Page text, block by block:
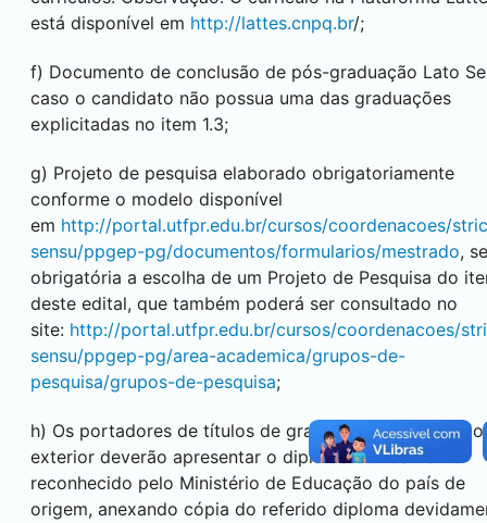
está disponível em http://lattes.cnpq.br/;
f) Documento de conclusão de pós-graduação Lato
caso o candidato não possua uma das graduações
explicitadas no item 1.3;
g) Projeto de pesquisa elaborado obrigatoriamente
conforme o modelo disponível
em http://portal.utfpr.edu.br/cursos/coordenacoes/
sensu/ppgep-pg/documentos/formularios/mestrado,
obrigatória a escolha de um Projeto de Pesquisa do
deste edital, que também poderá ser consultado no
site: http://portal.utfpr.edu.br/cursos/coordenacoes/
sensu/ppgep-pg/area-academica/grupos-de-
pesquisa/grupos-de-pesquisa;
h) Os portadores de títulos de graduação plena
exterior deverão apresentar o diploma devidamente
reconhecido pelo Ministério de Educação do país de
origem, anexando cópia do referido diploma